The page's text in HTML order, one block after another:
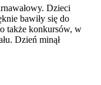
Dzieci
bawiły się do
także konkursów, w
Dzień minął